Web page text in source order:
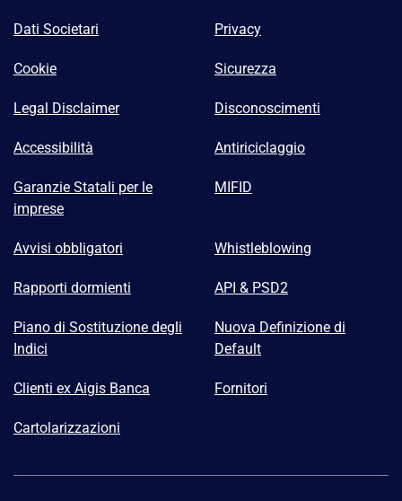
Dati Societari Privacy
Cookie Sicurezza
Legal Disclaimer Disconoscimenti
Accessibilità Antiriciclaggio
Garanzie Statali per le
imprese
MIFID
Avvisi obbligatori Whistleblowing
Rapporti dormienti API & PSD2
Piano di Sostituzione degli
Indici
Nuova Definizione di
Default
Clienti ex Aigis Banca Fornitori
Cartolarizzazioni